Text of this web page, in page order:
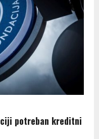
potreban kreditni